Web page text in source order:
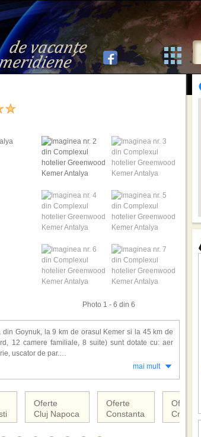
Photo 1 - 6 din 6
Goynuk, la 9 km de orasul Kemer si la 45 km de
12 camere familiale, 8 suite) sunt dotate cu: aer
uscator de par.
mai mult
Oferte
Cluj Napoca
Oferte
Constanta
Oferte
Craiova